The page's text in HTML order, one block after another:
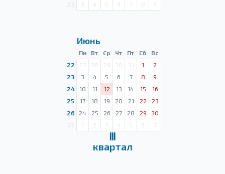
3 4 5 6 7 8 9
Июнь
Пн Вт Ср Чт Пт Сб
Вс
22
27 28 29 30 31 1
2
23
3 4 5 6 7 8
9
24
10 11 12 13 14 15
16
25
17 18 19 20 21 22
23
26
24 25 26 27 28 29
30
1 2 3 4 5 6 7
Ⅲ
квартал